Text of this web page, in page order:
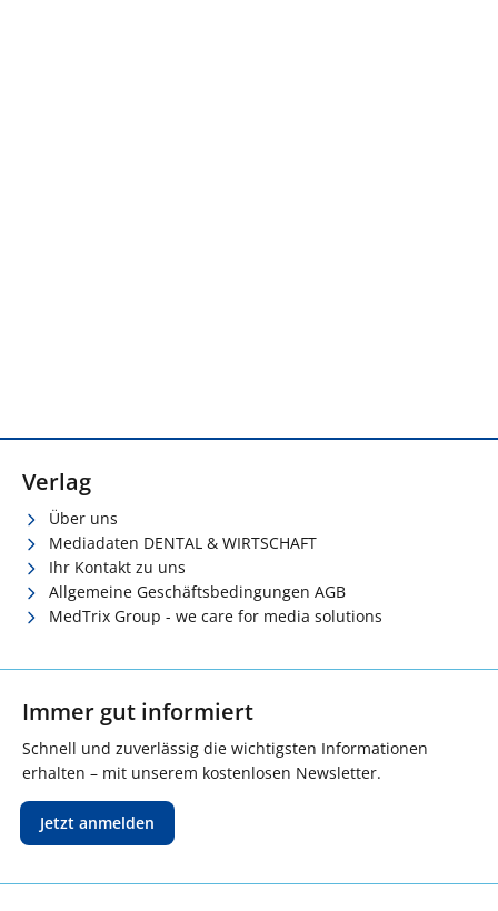
Verlag
Über uns
Mediadaten DENTAL & WIRTSCHAFT
Ihr Kontakt zu uns
Allgemeine Geschäftsbedingungen AGB
MedTrix Group - we care for media solutions
Immer gut informiert
Schnell und zuverlässig die wichtigsten Informationen
erhalten – mit unserem kostenlosen Newsletter.
Jetzt anmelden